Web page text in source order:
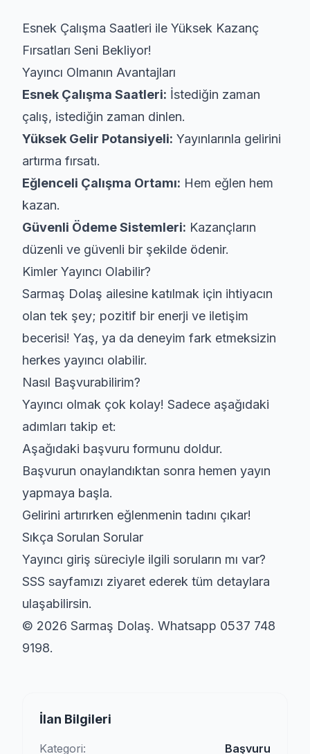
Esnek Çalışma Saatleri ile Yüksek Kazanç
Fırsatları Seni Bekliyor!
Yayıncı Olmanın Avantajları
Esnek Çalışma Saatleri: İstediğin zaman
çalış, istediğin zaman dinlen.
Yüksek Gelir Potansiyeli: Yayınlarınla gelirini
artırma fırsatı.
Eğlenceli Çalışma Ortamı: Hem eğlen hem
kazan.
Güvenli Ödeme Sistemleri: Kazançların
düzenli ve güvenli bir şekilde ödenir.
Kimler Yayıncı Olabilir?
Sarmaş Dolaş ailesine katılmak için ihtiyacın
olan tek şey; pozitif bir enerji ve iletişim
becerisi! Yaş, ya da deneyim fark etmeksizin
herkes yayıncı olabilir.
Nasıl Başvurabilirim?
Yayıncı olmak çok kolay! Sadece aşağıdaki
adımları takip et:
Aşağıdaki başvuru formunu doldur.
Başvurun onaylandıktan sonra hemen yayın
yapmaya başla.
Gelirini artırırken eğlenmenin tadını çıkar!
Sıkça Sorulan Sorular
Yayıncı giriş süreciyle ilgili soruların mı var?
SSS sayfamızı ziyaret ederek tüm detaylara
ulaşabilirsin.
© 2026 Sarmaş Dolaş. Whatsapp 0537 748
9198.
İlan Bilgileri
Kategori: Başvuru